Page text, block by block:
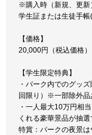
※購入時（新規、更新
学生証または生徒手
【価格】
20,000円（税込価格
【学生限定特典】
・パーク内でのグッ
回限り）※一部除外品
・一人最大10万円相
くれる豪華景品が抽
特賞：パークの夜景